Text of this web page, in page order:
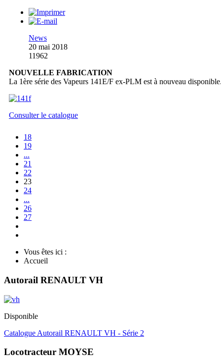
News
20 mai 2018
11962
NOUVELLE FABRICATION
La 1ère série des Vapeurs 141E/F ex-PLM est à nouveau
Consulter le catalogue
18
19
...
21
22
23
24
...
26
27
Vous êtes ici :
Accueil
Autorail RENAULT VH
Disponible
Catalogue Autorail RENAULT VH - Série 2
Locotracteur MOYSE